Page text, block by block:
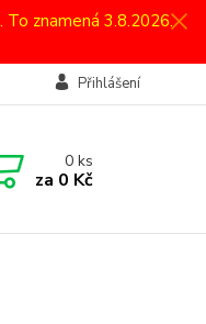
znamená 3.8.2026.
Přihlášení
0ks
za 0 Kč